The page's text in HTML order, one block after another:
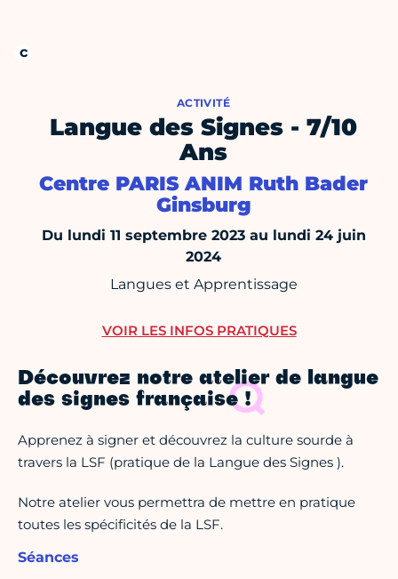
ACTIVITÉ
Langue des Signes - 7/10
Ans
Centre PARIS ANIM Ruth Bader
Ginsburg
Du lundi 11 septembre 2023 au lundi 24 juin
2024
Langues et Apprentissage
Découvrez notre atelier de langue
des signes française !
Apprenez à signer et découvrez la culture sourde à
travers la LSF (pratique de la Langue des Signes ).
Notre atelier vous permettra de mettre en pratique
toutes les spécificités de la LSF.
Séances
VOIR LES INFOS PRATIQUES